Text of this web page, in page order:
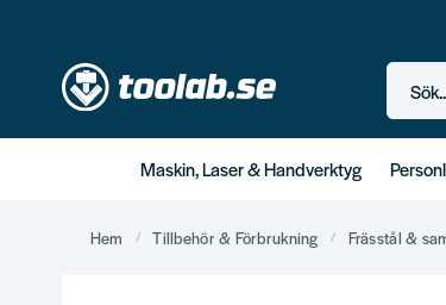
Sök...
Maskin, Laser & Handverktyg
Hem Tillbehör & Förbrukning Frässtål &